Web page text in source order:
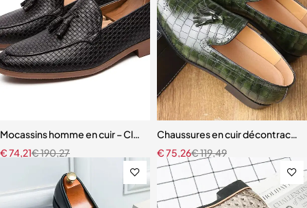
Mocassins homme en cuir – Classiques à pompons, confortables et
€190,27
€74,21
Chaussures en cuir
€119,49
€75,26